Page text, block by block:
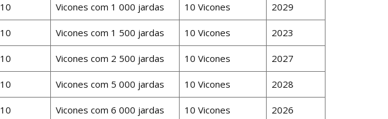
10 Vicones com 1 000 jardas 10 Vicones 2029
10 Vicones com 1 500 jardas 10 Vicones 2023
10 Vicones com 2 500 jardas 10 Vicones 2027
10 Vicones com 5 000 jardas 10 Vicones 2028
10 Vicones com 6 000 jardas 10 Vicones 2026